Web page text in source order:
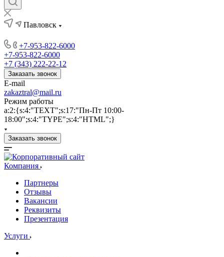
Павловск
+7-953-822-6000
+7-953-822-6000
+7 (343) 222-22-12
Заказать звонок
E-mail
zakaztral@mail.ru
Режим работы
a:2:{s:4:"TEXT";s:17:"Пн-Пт 10:00-
18:00";s:4:"TYPE";s:4:"HTML";}
Заказать звонок
Компания
Партнеры
Отзывы
Вакансии
Реквизиты
Презентация
Услуги